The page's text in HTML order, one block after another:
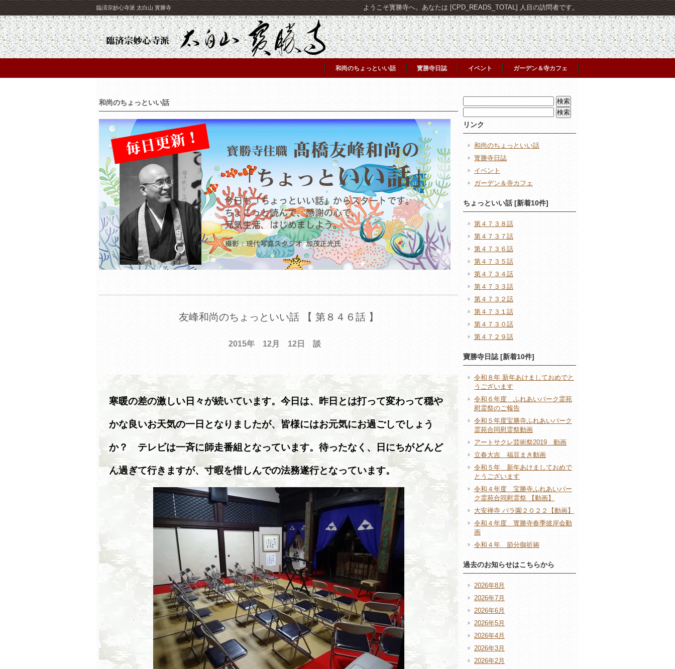
臨済宗妙心寺派 太白山 寳勝寺 ようこそ寳勝寺へ。あなたは [CPD_READS_TOTAL] 人目の訪問者です。
和尚のちょっといい話 寳勝寺日誌 イベント ガーデン＆寺カフェ
和尚のちょっといい話
友峰和尚のちょっといい話 【 第８４６話 】
2015年 12月 12日 談
寒暖の差の激しい日々が続いています。今日は、昨日とは打って変わって穏や
かな良いお天気の一日となりましたが、皆様にはお元気にお過ごしでしょう
か？ テレビは一斉に師走番組となっています。待ったなく、日にちがどんど
ん過ぎて行きますが、寸暇を惜しんでの法務遂行となっています。
索:
索:
リンク
和尚のちょっといい話
寳勝寺日誌
イベント
ガーデン＆寺カフェ
ちょっといい話 [新着10件]
第４７３８話
第４７３７話
第４７３６話
第４７３５話
第４７３４話
第４７３３話
第４７３２話
第４７３１話
第４７３０話
第４７２９話
寶勝寺日誌 [新着10件]
令和８年 新年あけましておめでと
うございます
令和６年度 ふれあいパーク霊苑
慰霊祭のご報告
令和５年度宝勝寺ふれあいパーク
霊苑合同慰霊祭動画
アートサクレ芸術祭2019 動画
立春大吉 福豆まき動画
令和５年 新年あけましておめで
とうございます
令和４年度 宝勝寺ふれあいパー
ク霊苑合同慰霊祭 【動画】
大安禅寺 バラ園２０２２【動画】
令和４年度 寳勝寺春季彼岸会動
画
令和４年 節分御祈祷
過去のお知らせはこちらから
2026年8月
2026年7月
2026年6月
2026年5月
2026年4月
2026年3月
2026年2月